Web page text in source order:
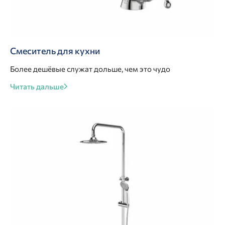
Смеситель для кухни
Более дешёвые служат дольше, чем это чудо
Читать дальше